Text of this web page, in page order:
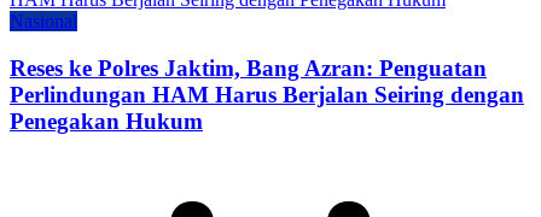
Nasional
Reses ke Polres Jaktim, Bang Azran: Penguatan
Perlindungan HAM Harus Berjalan Seiring dengan
Penegakan Hukum